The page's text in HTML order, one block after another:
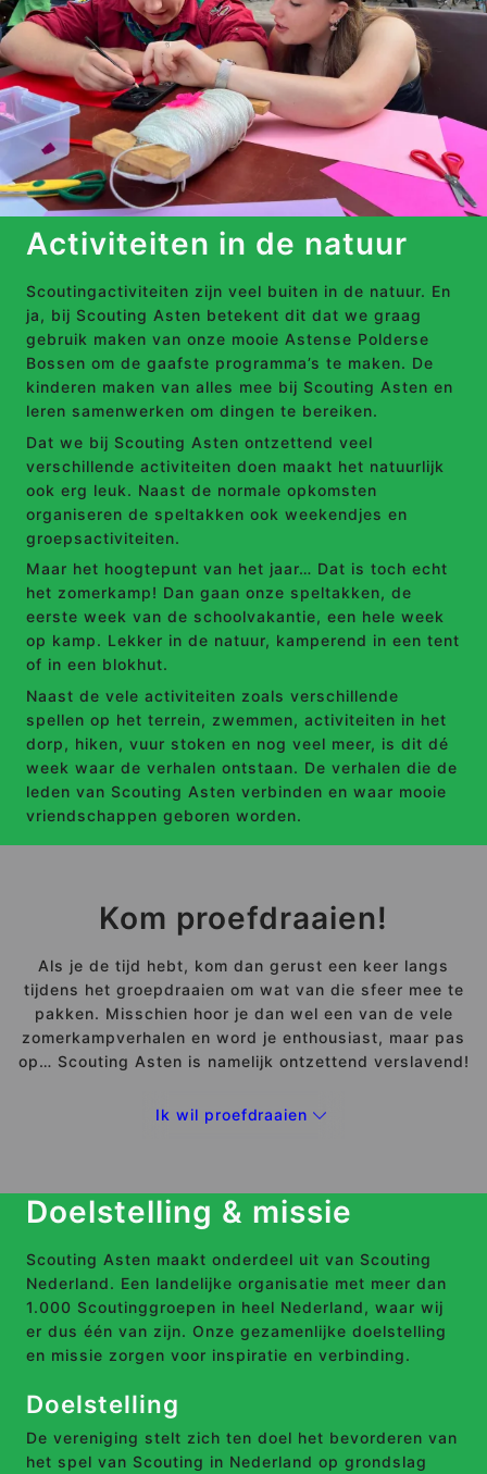
Activiteiten in de natuur
Scoutingactiviteiten zijn veel buiten in de natuur. En
ja, bij Scouting Asten betekent dit dat we graag
gebruik maken van onze mooie Astense Polderse
Bossen om de gaafste programma’s te maken. De
kinderen maken van alles mee bij Scouting Asten en
leren samenwerken om dingen te bereiken.
Dat we bij Scouting Asten ontzettend veel
verschillende activiteiten doen maakt het natuurlijk
ook erg leuk. Naast de normale opkomsten
organiseren de speltakken ook weekendjes en
groepsactiviteiten.
Maar het hoogtepunt van het jaar… Dat is toch echt
het zomerkamp! Dan gaan onze speltakken, de
eerste week van de schoolvakantie, een hele week
op kamp. Lekker in de natuur, kamperend in een tent
of in een blokhut.
Naast de vele activiteiten zoals verschillende
spellen op het terrein, zwemmen, activiteiten in het
dorp, hiken, vuur stoken en nog veel meer, is dit dé
week waar de verhalen ontstaan. De verhalen die de
leden van Scouting Asten verbinden en waar mooie
vriendschappen geboren worden.
Kom proefdraaien!
Als je de tijd hebt, kom dan gerust een keer langs
tijdens het groepdraaien om wat van die sfeer mee te
pakken. Misschien hoor je dan wel een van de vele
zomerkampverhalen en word je enthousiast, maar pas
op… Scouting Asten is namelijk ontzettend verslavend!
Ik wil proefdraaien
Doelstelling & missie
Scouting Asten maakt onderdeel uit van Scouting
Nederland. Een landelijke organisatie met meer dan
1.000 Scoutinggroepen in heel Nederland, waar wij
er dus één van zijn. Onze gezamenlijke doelstelling
en missie zorgen voor inspiratie en verbinding.
Doelstelling
De vereniging stelt zich ten doel het bevorderen van
het spel van Scouting in Nederland op grondslag